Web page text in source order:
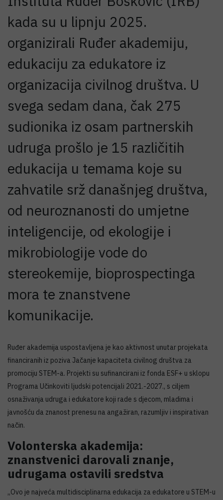
kada su u lipnju 2025.
organizirali Ruđer akademiju,
edukaciju za edukatore iz
organizacija civilnog društva. U
svega sedam dana, čak 275
sudionika iz osam partnerskih
udruga prošlo je 15 različitih
edukacija u temama koje su
zahvatile srž današnjeg društva,
od neuroznanosti do umjetne
inteligencije, od ekologije i
mikrobiologije vode do
stereokemije, bioprospectinga
mora te znanstvene
komunikacije.
Ruđer akademija uspostavljena je kao aktivnost unutar projekata
financiranih iz poziva Jačanje kapaciteta civilnog društva za
promociju STEM-a. Projekti su sufinancirani iz fonda ESF+ u sklopu
Programa Učinkoviti ljudski potencijali 2021.-2027., s ciljem
osnaživanja udruga i edukatore koji rade s djecom, mladima i
javnošću da znanost prenesu na angažiran, razumljiv i inspirativan
način.
Volonterska akademija:
znanstvenici darovali znanje,
udrugama ostavili sredstva
„Ovo je najveća multidisciplinarna edukacija za edukatore u STEM-u